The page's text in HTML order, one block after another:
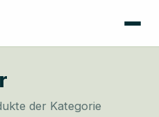
der Kategorie